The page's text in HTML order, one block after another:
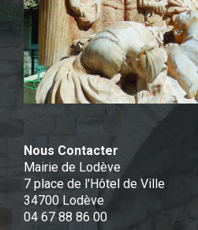
Nous Contacter
Mairie de Lodève
7 place de l'Hôtel de Ville
34700 Lodève
04 67 88 86 00